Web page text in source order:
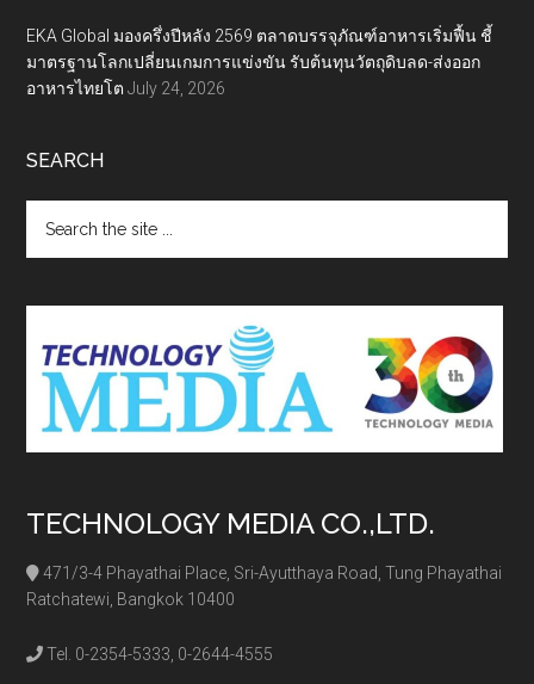
EKA Global มองครึ่งปีหลัง 2569 ตลาดบรรจุภัณฑ์อาหารเริ่มฟื้น ชี้
มาตรฐานโลกเปลี่ยนเกมการแข่งขัน รับต้นทุนวัตถุดิบลด-ส่งออก
อาหารไทยโต July 24, 2026
SEARCH
the
TECHNOLOGY MEDIA CO.,LTD.
471/3-4 Phayathai Place, Sri-Ayutthaya Road, Tung Phayathai
Ratchatewi, Bangkok 10400
Tel. 0-2354-5333, 0-2644-4555